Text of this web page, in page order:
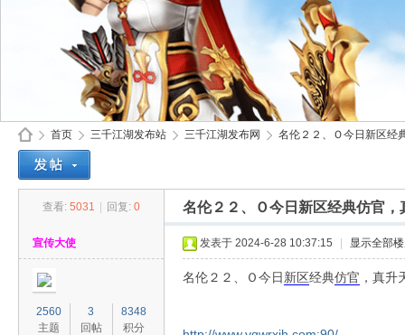
首页
›
三千江湖发布站 三千江湖发布网
›
名伦２２、Ｏ今日新区经
查看: 5031 回复: 0 名伦２２、Ｏ今日新区经典仿官
宣传大使
2560
主题
3
回帖
8348
积分
发表于 2024-6-28 10:37:15 显示全部
名伦２２、Ｏ今日新区经典仿官 ，真